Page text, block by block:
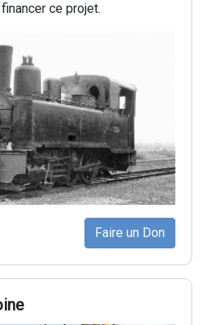
ce projet.
Faire un Don